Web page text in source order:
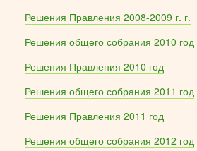
Решения Правления 2008-2009 г. г.
Решения общего собрания 2010 год
Решения Правления 2010 год
Решения общего собрания 2011 год
Решения Правления 2011 год
Решения общего собрания 2012 год